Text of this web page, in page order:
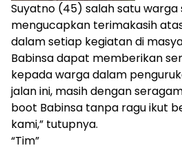
Suyatno (45) salah satu
mengucapkan terimakasih
dalam setiap kegiatan di
Babinsa dapat memberikan
kepada warga dalam
jalan ini, masih dengan
boot Babinsa tanpa ragu ikut
kami,” tutupnya.
“Tim”